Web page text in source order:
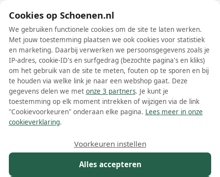
Schoenen.nl
Wis filters Alle filters
Blauwe Fischer damesschoenen
Meer lezen
Kleur 1
Cookies op Schoenen.nl
We gebruiken functionele cookies om de site te laten werken.
Met jouw toestemming plaatsen we ook cookies voor statistiek
en marketing. Daarbij verwerken we persoonsgegevens zoals je
IP-adres, cookie-ID's en surfgedrag (bezochte pagina's en kliks)
om het gebruik van de site te meten, fouten op te sporen en bij
te houden via welke link je naar een webshop gaat. Deze
gegevens delen we met onze 3 partners. Je kunt je
toestemming op elk moment intrekken of wijzigen via de link
"Cookievoorkeuren" onderaan elke pagina. Lees meer in onze
cookieverklaring.
Alles accepteren
Voorkeuren instellen